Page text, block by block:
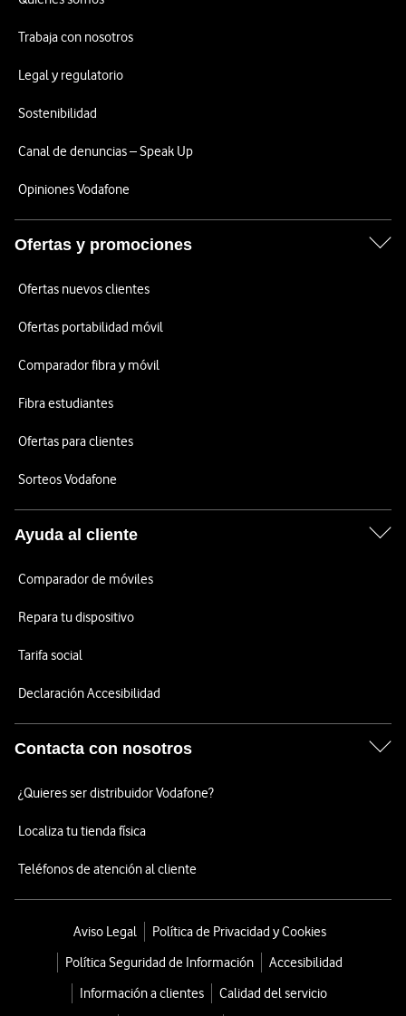
Trabaja con nosotros
Legal y regulatorio
Sostenibilidad
Canal de denuncias – Speak Up
Opiniones Vodafone
Ofertas y promociones
Ofertas nuevos clientes
Ofertas portabilidad móvil
Comparador fibra y móvil
Fibra estudiantes
Ofertas para clientes
Sorteos Vodafone
Ayuda al cliente
Comparador de móviles
Repara tu dispositivo
Tarifa social
Declaración Accesibilidad
Contacta con nosotros
¿Quieres ser distribuidor Vodafone?
Localiza tu tienda física
Teléfonos de atención al cliente
Aviso Legal
Política de Privacidad y Cookies
Política Seguridad de Información
Accesibilidad
Información a clientes
Calidad del servicio